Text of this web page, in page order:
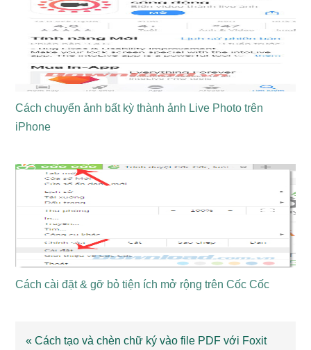
Cách chuyển ảnh bất kỳ thành ảnh Live Photo trên
iPhone
Cách cài đặt & gỡ bỏ tiện ích mở rộng trên Cốc Cốc
Previous
« Cách tạo và chèn chữ ký vào file PDF với Foxit